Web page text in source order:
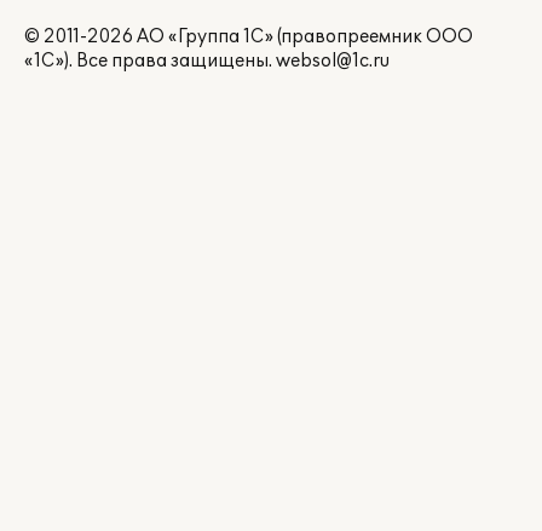
© 2011-2026 АО «Группа 1С» (правопреемник ООО
«1С»). Все права защищены. websol@1c.ru